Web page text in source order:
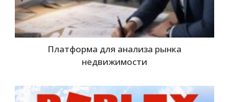
Платформа для анализа рынка
недвижимости